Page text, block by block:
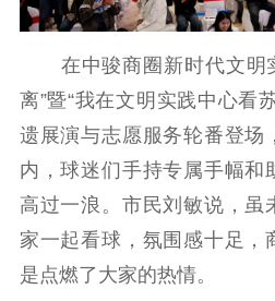
首页
江苏要
在中骏商圈新时代文明实
离”暨“我在文明实践中心看
遗展演与志愿服务轮番登场
内，球迷们手持专属手幅和
高过一浪。市民刘敏说，虽
家一起看球，氛围感十足，
是点燃了大家的热情。